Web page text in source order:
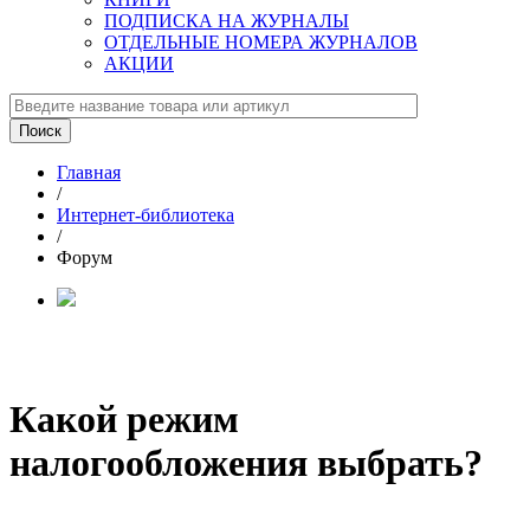
ПОДПИСКА НА ЖУРНАЛЫ
ОТДЕЛЬНЫЕ НОМЕРА ЖУРНАЛОВ
АКЦИИ
Главная
/
Интернет-библиотека
/
Форум
Какой режим
налогообложения выбрать?